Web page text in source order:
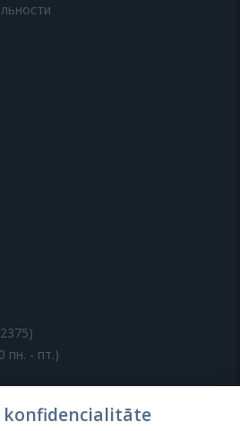
пн. - пт.)
konfidencialitāte